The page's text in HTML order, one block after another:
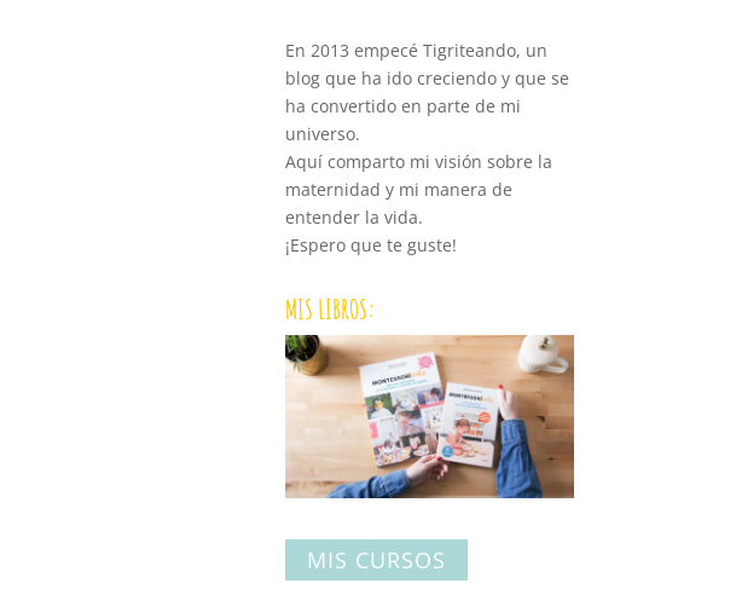
En 2013 empecé Tigriteando, un
blog que ha ido creciendo y que se
ha convertido en parte de mi
universo.
Aquí comparto mi visión sobre la
maternidad y mi manera de
entender la vida.
¡Espero que te guste!
MIS LIBROS:
MIS CURSOS